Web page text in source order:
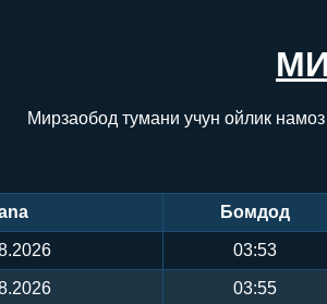
Мирзаобод тумани учун ойлик
Бомдод
03:53
03:55